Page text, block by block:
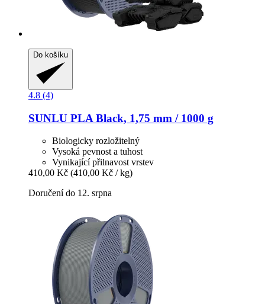
Do košíku
4.8 (4)
SUNLU PLA Black, 1,75 mm / 1000 g
Biologicky rozložitelný
Vysoká pevnost a tuhost
Vynikající přilnavost vrstev
410,00 Kč (410,00 Kč / kg)
Doručení do 12. srpna